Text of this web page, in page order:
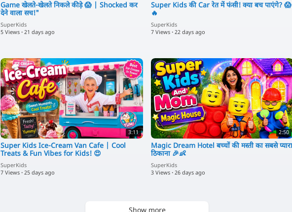
Game खेलते-खेलते निकले कीड़े 😱 | Shocked कर
देने वाला सच!"
SuperKids
5 Views · 21 days ago
Super Kids की Car रेत में फंसी! क्या बच पाएंगे? 😱
🔥
SuperKids
7 Views · 22 days ago
3:11
Super Kids Ice-Cream Van Cafe | Cool
Treats & Fun Vibes for Kids! 😍
SuperKids
7 Views · 25 days ago
2:50
Magic Dream Hotel बच्चों की मस्ती का सबसे प्यारा
ठिकाना 🎉👶
SuperKids
3 Views · 26 days ago